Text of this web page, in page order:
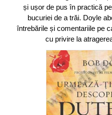
și ușor de pus în practică
bucuriei de a trăi. Doyle
întrebările și comentariile pe
cu privire la